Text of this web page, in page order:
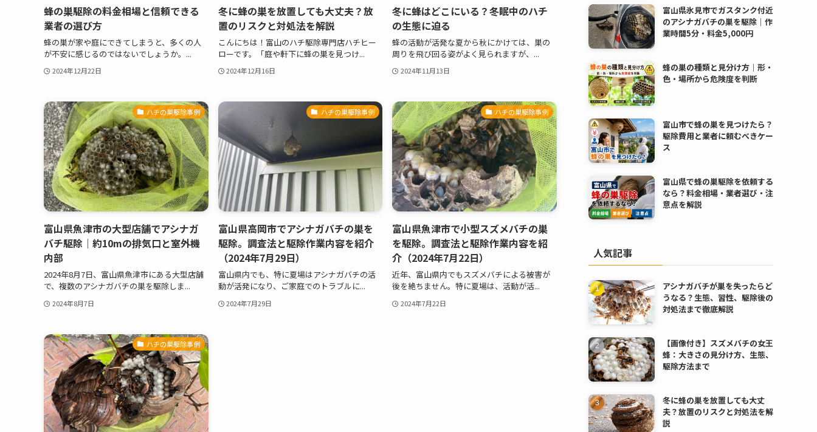
蜂の巣駆除の料金相場と信頼できる
業者の選び方
蜂の巣が家や庭にできてしまうと、多くの人
が不安に感じるのではないでしょうか。...
2024年12月22日
冬に蜂の巣を放置しても大丈夫？放
置のリスクと対処法を解説
こんにちは！富山のハチ駆除専門店ハチヒー
ローです。「庭や軒下に蜂の巣を見つけ...
2024年12月16日
冬に蜂はどこにいる？冬眠中のハチ
の生態に迫る
蜂の活動が活発な夏から秋にかけては、巣の
周りを飛び回る姿がよく見られますが、...
2024年11月13日
ハチの巣駆除事例
富山県魚津市の大型店舗でアシナガ
バチ駆除｜約10mの排気口と室外機
内部
2024年8月7日、富山県魚津市にある大型店舗
で、複数のアシナガバチの巣を駆除しま...
2024年8月7日
ハチの巣駆除事例
富山県高岡市でアシナガバチの巣を
駆除。調査法と駆除作業内容を紹介
（2024年7月29日）
富山県内でも、特に夏場はアシナガバチの活
動が活発になり、ご家庭でのトラブルに...
2024年7月29日
ハチの巣駆除事例
富山県魚津市で小型スズメバチの巣
を駆除。調査法と駆除作業内容を紹
介（2024年7月22日）
近年、富山県内でもスズメバチによる被害が
後を絶ちません。特に夏場は、活動が活...
2024年7月22日
ハチの巣駆除事例
富山県氷見市でガスタンク付近
のアシナガバチの巣を駆除｜作
業時間5分・料金5,000円
蜂の巣の種類と見分け方｜形・
色・場所から危険度を判断
富山市で蜂の巣を見つけたら？
駆除費用と業者に頼むべきケー
ス
富山県で蜂の巣駆除を依頼する
なら？料金相場・業者選び・注
意点を解説
人気記事
アシナガバチが巣を失ったらど
うなる？生態、習性、駆除後の
対処法まで徹底解説
【画像付き】スズメバチの女王
蜂：大きさの見分け方、生態、
駆除方法まで
冬に蜂の巣を放置しても大丈
夫？放置のリスクと対処法を解
説